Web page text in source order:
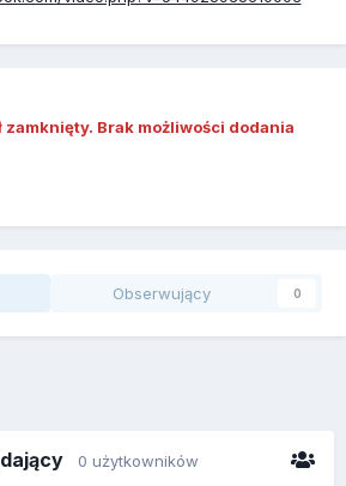
zamknięty. Brak możliwości dodania
Obserwujący 0
0 użytkowników